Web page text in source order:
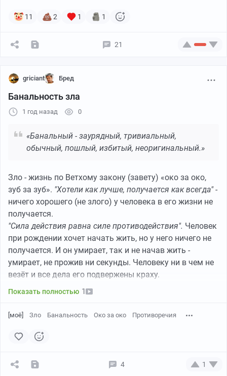
Повторимся. Не просто не кинулись спасать, а даже
К счастью всё закончилось хорошо 🙏
берег из бурлящего течения.
11 2 1 1
21
griciant Бред
Банальность зла
1 год назад 0
«Банальный - заурядный, тривиальный,
обычный, пошлый, избитый, неоригинальный.»
Зло - жизнь по Ветхому закону (завету) «око за око,
зуб за зуб». "Хотели как лучше, получается как всегда"-
ничего хорошего (не злого) у человека в его жизни не
получается.
"Сила действия равна силе противодействия". Человек
при рождении хочет начать жить, но у него ничего не
получается. И он умирает, так и не начав жить -
умирает, не прожив ни секунды. Человеку ни в чем не
везёт и все дела его подвержены краху.
Показать полностью 1
[моё] Зло Банальность Око за око Противоречия
4 1